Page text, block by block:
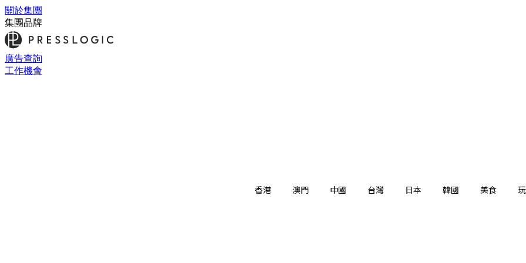
關於集團
集團品牌
廣告查詢
工作機會
香港 澳門 中國 台灣 日本 韓國 美食